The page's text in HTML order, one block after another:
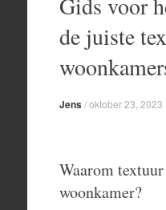
content
de juiste
Jens/oktober 23, 2023
Waarom
woonkamer?